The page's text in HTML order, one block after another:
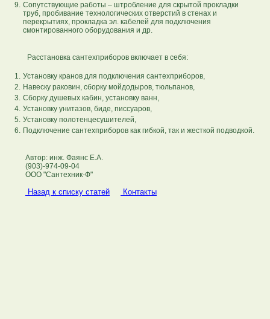
9. Сопутствующие работы – штробление для скрытой прокладки
труб, пробивание технологических отверстий в стенах и
перекрытиях, прокладка эл. кабелей для подключения
смонтированного оборудования и др.
Расстановка сантехприборов включает в себя:
1. Установку кранов для подключения сантехприборов,
2. Навеску раковин, сборку мойдодыров, тюльпанов,
3. Сборку душевых кабин, установку ванн,
4. Установку унитазов, биде, писсуаров,
5. Установку полотенцесушителей,
6. Подключение сантехприборов как гибкой, так и жесткой подводкой.
Автор: инж. Фаянс Е.А.
(903)-974-09-04
ООО "Сантехник-Ф"
Назад к списку статей Контакты